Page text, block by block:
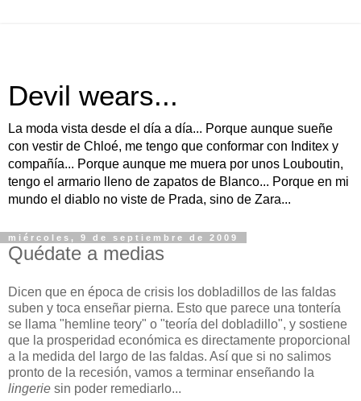
Devil wears...
La moda vista desde el día a día... Porque aunque sueñe
con vestir de Chloé, me tengo que conformar con Inditex y
compañía... Porque aunque me muera por unos Louboutin,
tengo el armario lleno de zapatos de Blanco... Porque en mi
mundo el diablo no viste de Prada, sino de Zara...
miércoles, 9 de septiembre de 2009
Quédate a medias
Dicen que en época de crisis los dobladillos de las faldas
suben y toca enseñar pierna. Esto que parece una tontería
se llama "hemline teory" o "teoría del dobladillo", y sostiene
que la prosperidad económica es directamente proporcional
a la medida del largo de las faldas. Así que si no salimos
pronto de la recesión, vamos a terminar enseñando la
lingerie sin poder remediarlo...